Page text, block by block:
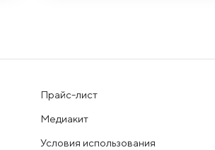
Прайс-лист
Медиакит
Условия использования